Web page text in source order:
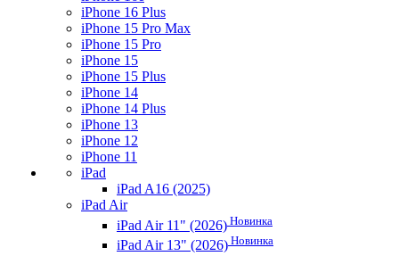
iPhone 16 Plus
iPhone 15 Pro Max
iPhone 15 Pro
iPhone 15
iPhone 15 Plus
iPhone 14
iPhone 14 Plus
iPhone 13
iPhone 12
iPhone 11
iPad
iPad A16 (2025)
iPad Air
iPad Air 11" (2026) Новинка
iPad Air 13" (2026) Новинка